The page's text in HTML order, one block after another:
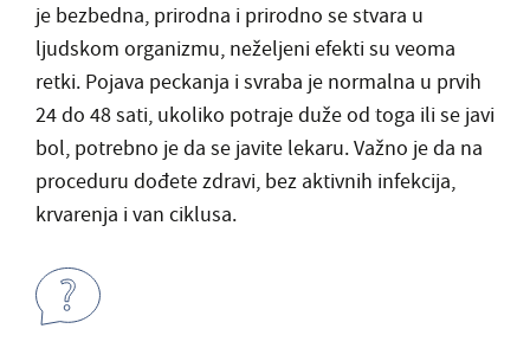
je bezbedna, prirodna i prirodno se stvara u
ljudskom organizmu, neželjeni efekti su veoma
retki. Pojava peckanja i svraba je normalna u prvih
24 do 48 sati, ukoliko potraje duže od toga ili se javi
bol, potrebno je da se javite lekaru. Važno je da na
proceduru dođete zdravi, bez aktivnih infekcija,
krvarenja i van ciklusa.